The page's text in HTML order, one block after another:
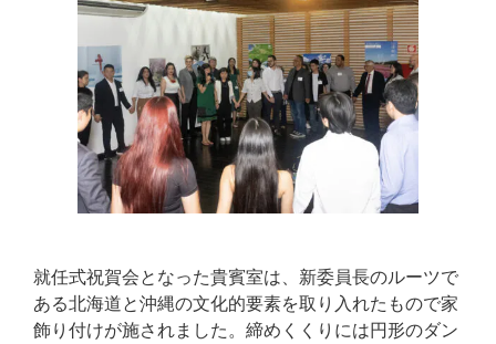
就任式祝賀会となった貴賓室は、新委員長のルーツで
ある北海道と沖縄の文化的要素を取り入れたもので家
飾り付けが施されました。締めくくりには円形のダン